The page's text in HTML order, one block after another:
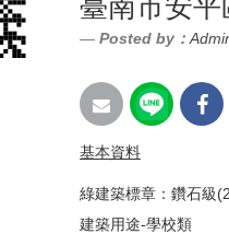
臺南市安
Posted by：
基本資料
綠建築標章：鑽石級
建築用途-學校類